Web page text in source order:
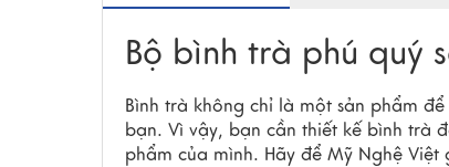
Bộ bình trà phú quý
Bình trà không chỉ là một sản phẩm
bạn. Vì vậy, bạn cần thiết kế bình trà
phẩm của mình. Hãy để Mỹ Nghệ